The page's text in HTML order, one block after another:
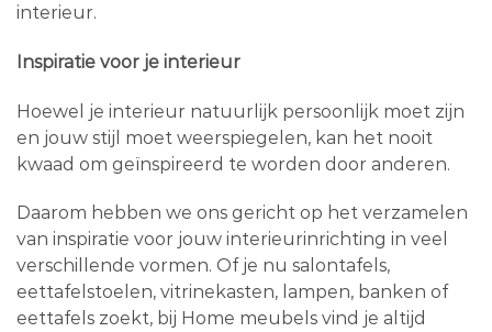
interieur.
Inspiratie voor je interieur
Hoewel je interieur natuurlijk persoonlijk moet zijn
en jouw stijl moet weerspiegelen, kan het nooit
kwaad om geïnspireerd te worden door anderen.
Daarom hebben we ons gericht op het verzamelen
van inspiratie voor jouw interieurinrichting in veel
verschillende vormen. Of je nu salontafels,
eettafelstoelen, vitrinekasten, lampen, banken of
eettafels zoekt, bij Home meubels vind je altijd